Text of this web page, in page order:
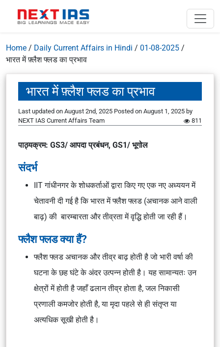
Home / Daily Current Affairs in Hindi / 01-08-2025 /
भारत में फ़्लैश फ्लड का प्रभाव
भारत में फ़्लैश फ्लड का प्रभाव
Last updated on August 2nd, 2025 Posted on August 1, 2025 by
NEXT IAS Current Affairs Team
811
पाठ्यक्रम: GS3/ आपदा प्रबंधन, GS1/ भूगोल
संदर्भ
IIT गांधीनगर के शोधकर्ताओं द्वारा किए गए एक नए अध्ययन में
चेतावनी दी गई है कि भारत में फ्लैश फ्लड (अचानक आने वाली
बाढ़) की बारम्बारता और तीव्रता में वृद्धि होती जा रही हैं।
फ्लैश फ्लड क्या हैं?
फ्लैश फ्लड अचानक और तीव्र बाढ़ होती है जो भारी वर्षा की
घटना के छह घंटे के अंदर उत्पन्न होती है। यह सामान्यतः उन
क्षेत्रों में होती है जहाँ ढलान तीव्र होता है, जल निकासी
प्रणाली कमजोर होती है, या मृदा पहले से ही संतृप्त या
अत्यधिक सूखी होती है।